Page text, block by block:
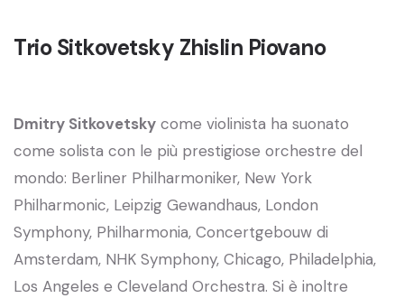
Trio Sitkovetsky Zhislin Piovano
Dmitry Sitkovetsky come violinista ha suonato
come solista con le più prestigiose orchestre del
mondo: Berliner Philharmoniker, New York
Philharmonic, Leipzig Gewandhaus, London
Symphony, Philharmonia, Concertgebouw di
Amsterdam, NHK Symphony, Chicago, Philadelphia,
Los Angeles e Cleveland Orchestra. Si è inoltre